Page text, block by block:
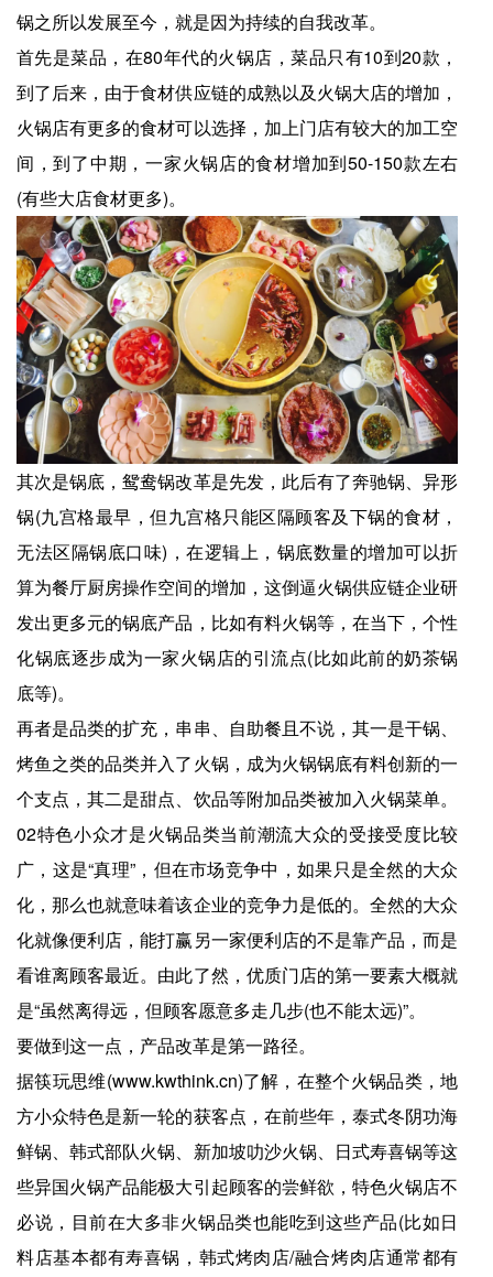
锅之所以发展至今，就是因为持续的自我改革。
首先是菜品，在80年代的火锅店，菜品只有10到20款，
到了后来，由于食材供应链的成熟以及火锅大店的增加，
火锅店有更多的食材可以选择，加上门店有较大的加工空
间，到了中期，一家火锅店的食材增加到50-150款左右
(有些大店食材更多)。
其次是锅底，鸳鸯锅改革是先发，此后有了奔驰锅、异形
锅(九宫格最早，但九宫格只能区隔顾客及下锅的食材，
无法区隔锅底口味)，在逻辑上，锅底数量的增加可以折
算为餐厅厨房操作空间的增加，这倒逼火锅供应链企业研
发出更多元的锅底产品，比如有料火锅等，在当下，个性
化锅底逐步成为一家火锅店的引流点(比如此前的奶茶锅
底等)。
再者是品类的扩充，串串、自助餐且不说，其一是干锅、
烤鱼之类的品类并入了火锅，成为火锅锅底有料创新的一
个支点，其二是甜点、饮品等附加品类被加入火锅菜单。
02特色小众才是火锅品类当前潮流大众的受接受度比较
广，这是“真理”，但在市场竞争中，如果只是全然的大众
化，那么也就意味着该企业的竞争力是低的。全然的大众
化就像便利店，能打赢另一家便利店的不是靠产品，而是
看谁离顾客最近。由此了然，优质门店的第一要素大概就
是“虽然离得远，但顾客愿意多走几步(也不能太远)”。
要做到这一点，产品改革是第一路径。
据筷玩思维(www.kwthink.cn)了解，在整个火锅品类，地
方小众特色是新一轮的获客点，在前些年，泰式冬阴功海
鲜锅、韩式部队火锅、新加坡叻沙火锅、日式寿喜锅等这
些异国火锅产品能极大引起顾客的尝鲜欲，特色火锅店不
必说，目前在大多非火锅品类也能吃到这些产品(比如日
料店基本都有寿喜锅，韩式烤肉店/融合烤肉店通常都有